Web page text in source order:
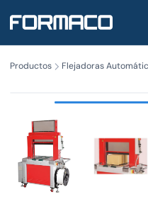
Productos Flejadoras